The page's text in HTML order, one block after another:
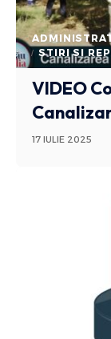
STIRI SI
VIDEO
17 IULIE 2025